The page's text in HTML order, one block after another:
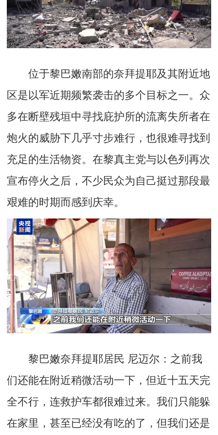
位于黎巴嫩南部的奈拜提耶及其附近地
区是以军近期频繁袭击的多个目标之一。众
多在断壁残垣中寻找庇护所的流离失所者在
炮火的威胁下几乎寸步难行，也很难寻找到
充足的生活物资。在黎真主党与以色列再次
宣布停火之后，不少民众为自己挺过那段最
艰难的时期而感到庆幸。
黎巴嫩奈拜提耶居民 尼迈尔： 之前我
们还能在附近稍微活动一下，但近十五天完
全不行，连救护车都很难过来。我们只能躲
在家里，甚至已经没有吃的了，但我们还是